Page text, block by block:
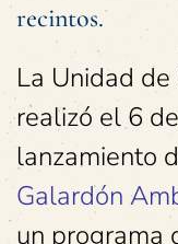
recintos.
La Unidad
realizó el 6
lanzamiento
Galardón
un programa